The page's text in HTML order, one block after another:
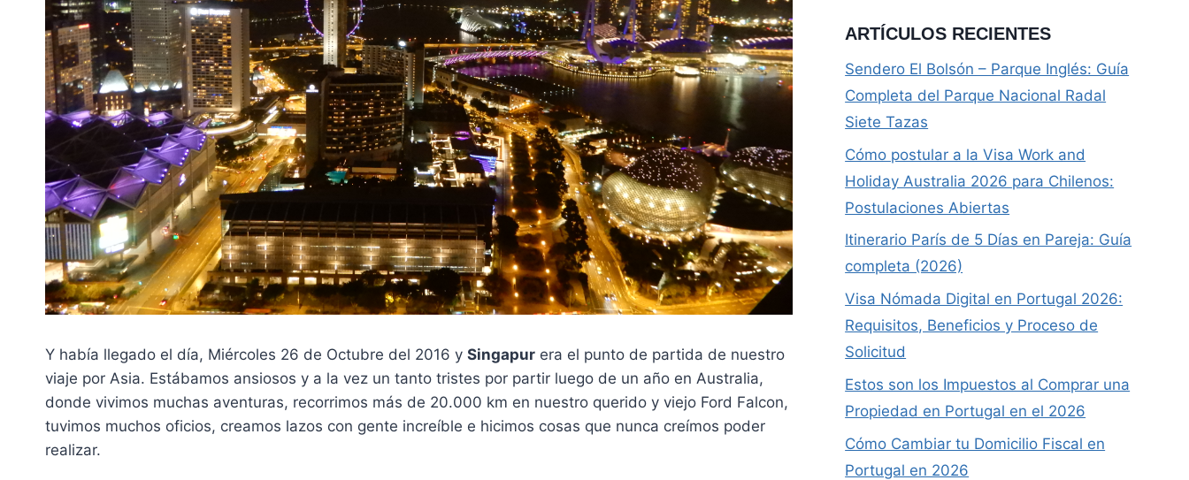
Y había llegado el día, Miércoles 26 de Octubre del 2016 y Singapur era el punto de partida de nuestro
viaje por Asia. Estábamos ansiosos y a la vez un tanto tristes por partir luego de un año en Australia,
donde vivimos muchas aventuras, recorrimos más de 20.000 km en nuestro querido y viejo Ford Falcon,
tuvimos muchos oficios, creamos lazos con gente increíble e hicimos cosas que nunca creímos poder
realizar.
ARTÍCULOS RECIENTES
Sendero El Bolsón – Parque Inglés: Guía
Completa del Parque Nacional Radal
Siete Tazas
Cómo postular a la Visa Work and
Holiday Australia 2026 para Chilenos:
Postulaciones Abiertas
Itinerario París de 5 Días en Pareja: Guía
completa (2026)
Visa Nómada Digital en Portugal 2026:
Requisitos, Beneficios y Proceso de
Solicitud
Estos son los Impuestos al Comprar una
Propiedad en Portugal en el 2026
Cómo Cambiar tu Domicilio Fiscal en
Portugal en 2026